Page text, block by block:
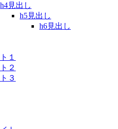
h4見出し
h5見出し
h6見出し
１
２
３